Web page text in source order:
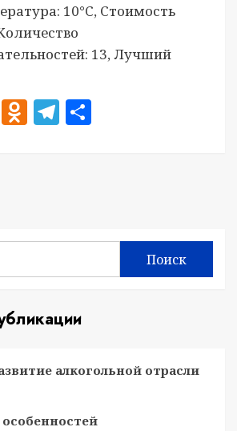
10°C, Стоимость
13, Лучший
ViberOdnoklassniki
Telegram
Поиск
алкогольной отрасли